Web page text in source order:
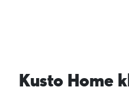
Kusto Home